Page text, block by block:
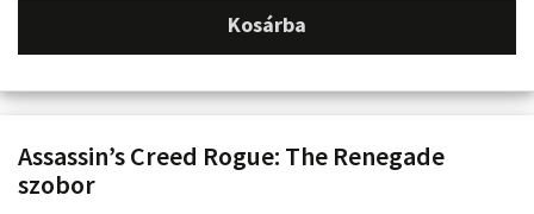
Kosárba
Assassin’s Creed Rogue: The Renegade
szobor